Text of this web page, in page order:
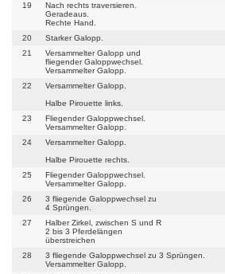
19
Nach rechts traversieren.
Geradeaus.
Rechte Hand.
20
Starker Galopp.
21
Versammelter Galopp und
fliegender Galoppwechsel.
Versammelter Galopp.
22
Versammelter Galopp.
Halbe Pirouette links.
23
Fliegender Galoppwechsel.
Versammelter Galopp.
24
Versammelter Galopp.
Halbe Pirouette rechts.
25
Fliegender Galoppwechsel.
Versammelter Galopp.
26
3 fliegende Galoppwechsel zu
4 Sprüngen.
27
Halber Zirkel, zwischen S und R
2 bis 3 Pferdelängen
überstreichen
28
3 fliegende Galoppwechsel zu 3 Sprüngen.
Versammelter Galopp.